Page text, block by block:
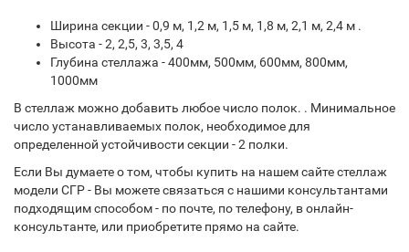
Ширина секции - 0,9 м, 1,2 м, 1,5 м, 1,8 м, 2,1 м, 2,4 м .
Высота - 2, 2,5, 3, 3,5, 4
Глубина стеллажа - 400мм, 500мм, 600мм, 800мм,
1000мм
В стеллаж можно добавить любое число полок. . Минимальное
число устанавливаемых полок, необходимое для
определенной устойчивости секции - 2 полки.
Если Вы думаете о том, чтобы купить на нашем сайте стеллаж
модели СГР - Вы можете связаться с нашими консультантами
подходящим способом - по почте, по телефону, в онлайн-
консультанте, или приобретите прямо на сайте.